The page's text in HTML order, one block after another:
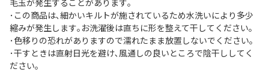
毛玉が発生することがあります｡
･この商品は､細かいキルトが施されているため水洗いにより多少
縮みが発生します｡お洗濯後は直ちに形を整えて干してください｡
･色移りの恐れがありますので濡れたまま放置しないでください｡
･干すときは直射日光を避け､風通しの良いところで陰干ししてく
ださい｡